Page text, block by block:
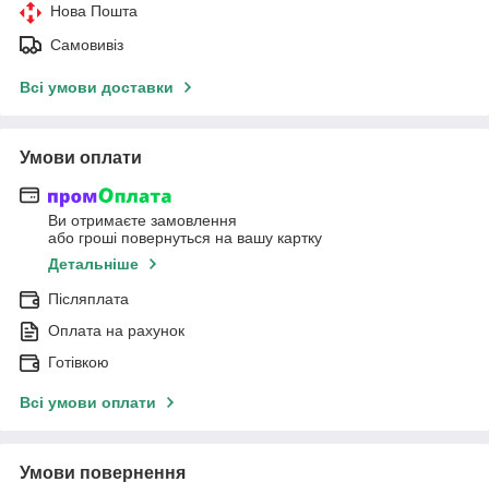
Нова Пошта
Самовивіз
Всі умови доставки
Умови оплати
Ви отримаєте замовлення
або гроші повернуться на вашу картку
Детальніше
Післяплата
Оплата на рахунок
Готівкою
Всі умови оплати
Умови повернення